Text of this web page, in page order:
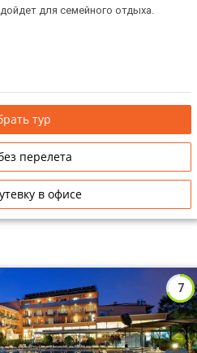
для семейного отдыха.
тур
перелета
в офисе
7